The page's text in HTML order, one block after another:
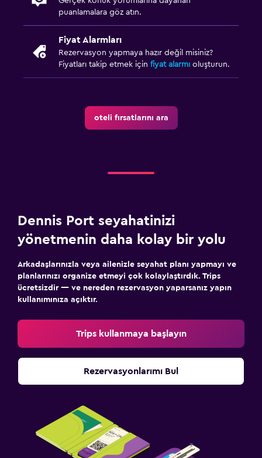
puanlamalara göz atın.
Fiyat Alarmları
Rezervasyon yapmaya hazır değil misiniz?
Fiyatları takip etmek için fiyat alarmı oluşturun.
oteli fırsatlarını ara
Dennis Port seyahatinizi
yönetmenin daha kolay bir yolu
Arkadaşlarınızla veya ailenizle seyahat planı yapmayı ve
planlarınızı organize etmeyi çok kolaylaştırdık. Trips
ücretsizdir — ve nereden rezervasyon yaparsanız yapın
kullanımınıza açıktır.
Trips kullanmaya başlayın
Rezervasyonlarımı Bul